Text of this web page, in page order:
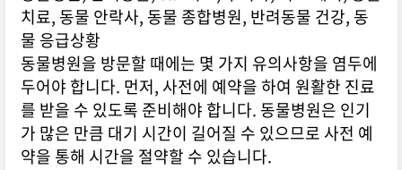
치료, 동물 안락사, 동물 종합병원, 반려동물 건강, 동
물 응급상황
동물병원을 방문할 때에는 몇 가지 유의사항을 염두에
두어야 합니다. 먼저, 사전에 예약을 하여 원활한 진료
를 받을 수 있도록 준비해야 합니다. 동물병원은 인기
가 많은 만큼 대기 시간이 길어질 수 있으므로 사전 예
약을 통해 시간을 절약할 수 있습니다.